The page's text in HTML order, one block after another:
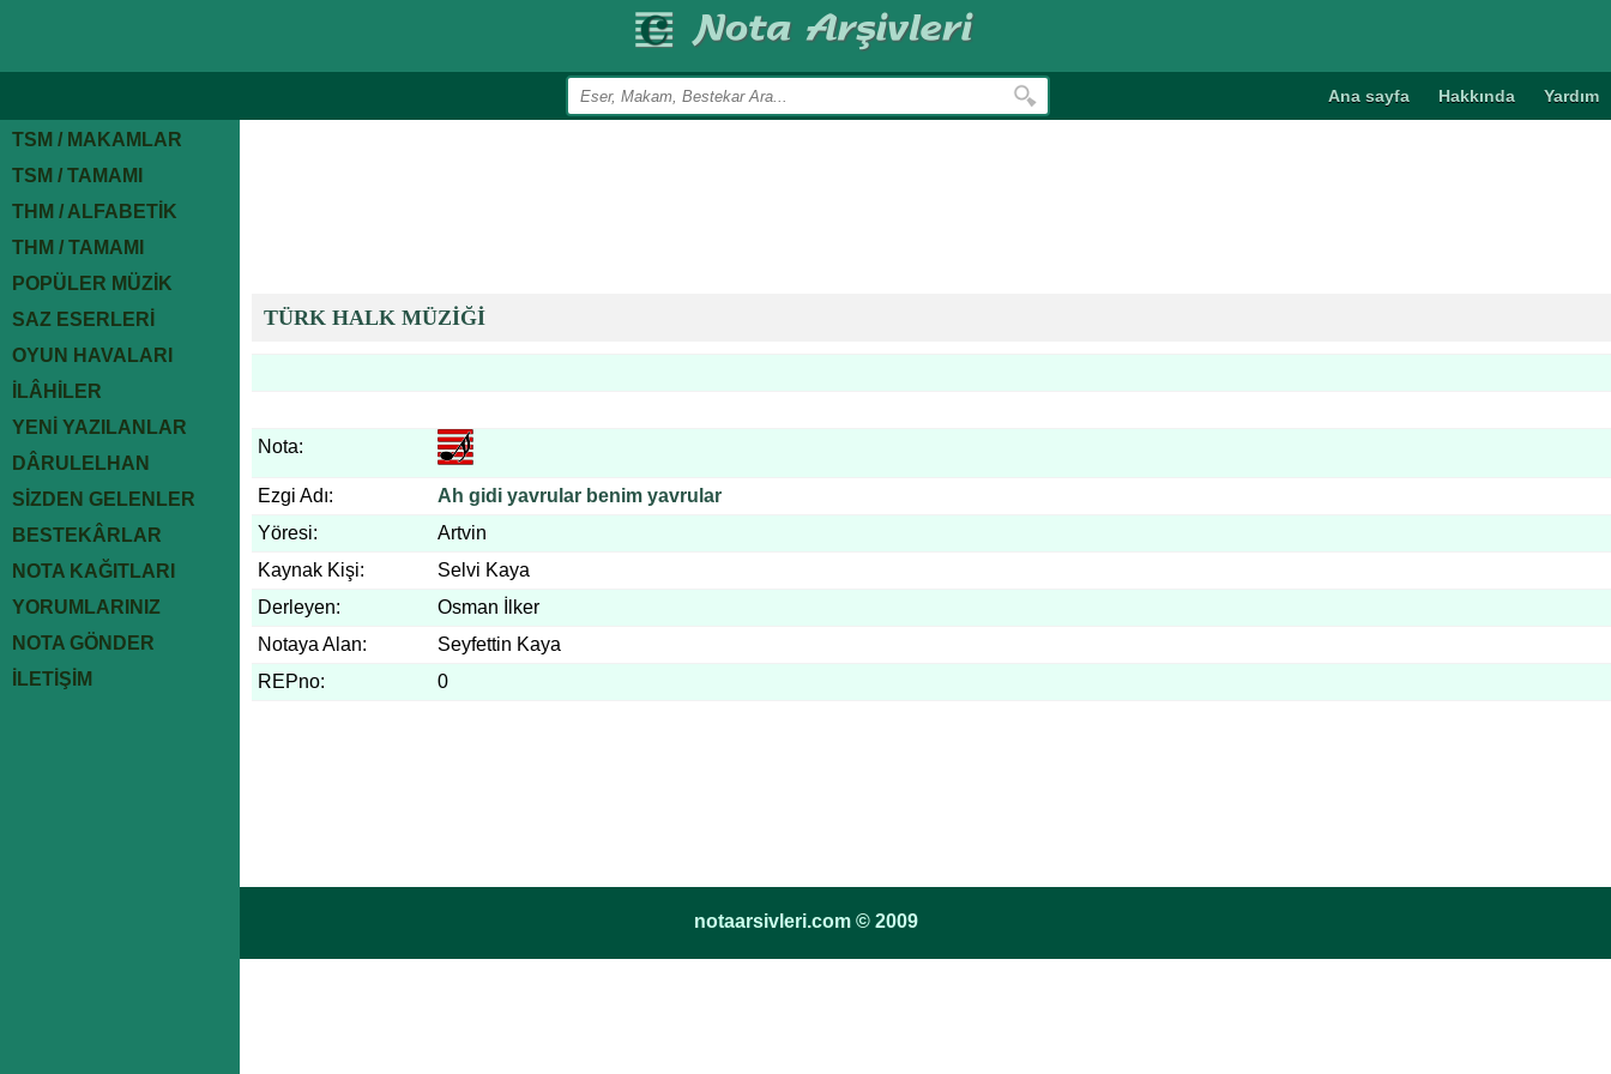
Ana sayfa Hakkında Yardım
TSM / MAKAMLAR
TSM / TAMAMI
THM / ALFABETİK
THM / TAMAMI
POPÜLER MÜZİK
SAZ ESERLERİ
OYUN HAVALARI
İLÂHİLER
YENİ YAZILANLAR
DÂRULELHAN
SİZDEN GELENLER
BESTEKÂRLAR
NOTA KAĞITLARI
YORUMLARINIZ
NOTA GÖNDER
İLETİŞİM
TÜRK HALK MÜZİĞİ
Nota:
Ezgi Adı:
Ah gidi yavrular benim yavrular
Yöresi:
Artvin
Kaynak Kişi:
Selvi Kaya
Derleyen:
Osman İlker
Notaya Alan:
Seyfettin Kaya
REPno:
0
notaarsivleri.com © 2009